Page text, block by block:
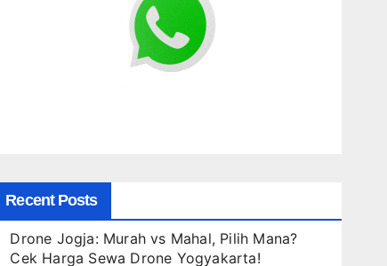
Recent Posts
Drone Jogja: Murah vs Mahal, Pilih Mana?
Cek Harga Sewa Drone Yogyakarta!